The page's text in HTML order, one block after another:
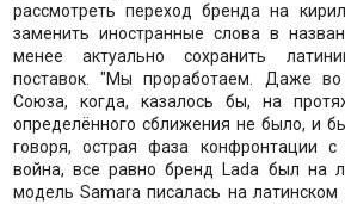
рассмотреть переход бренда на
заменить иностранные слова в
менее актуально сохранить
поставок. "Мы проработаем. Даже во
Союза, когда, казалось бы, на
определённого сближения не было, и
говоря, острая фаза конфронтации
война, все равно бренд Lada был на
модель Samara писалась на латинском